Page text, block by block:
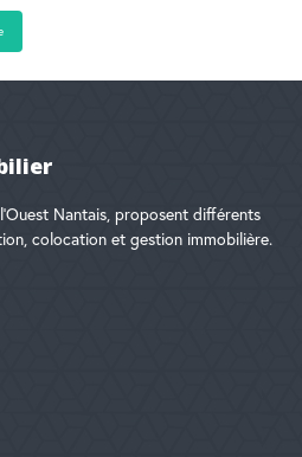
Nantais, proposent différents
colocation et gestion immobilière.